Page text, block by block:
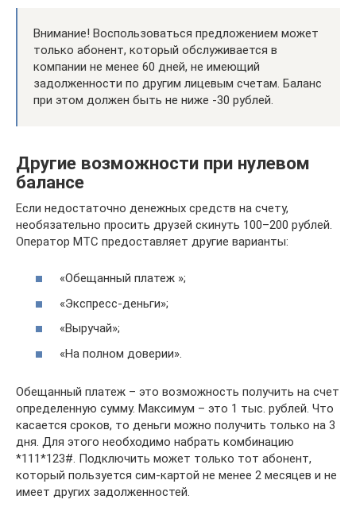
Внимание! Воспользоваться предложением может
только абонент, который обслуживается в
компании не менее 60 дней, не имеющий
задолженности по другим лицевым счетам. Баланс
при этом должен быть не ниже -30 рублей.
Другие возможности при нулевом
балансе
Если недостаточно денежных средств на счету,
необязательно просить друзей скинуть 100–200 рублей.
Оператор МТС предоставляет другие варианты:
«Обещанный платеж »;
«Экспресс-деньги»;
«Выручай»;
«На полном доверии».
Обещанный платеж – это возможность получить на счет
определенную сумму. Максимум – это 1 тыс. рублей. Что
касается сроков, то деньги можно получить только на 3
дня. Для этого необходимо набрать комбинацию
*111*123#. Подключить может только тот абонент,
который пользуется сим-картой не менее 2 месяцев и не
имеет других задолженностей.